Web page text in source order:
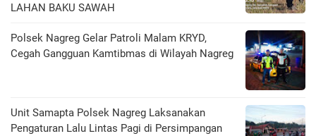
LAHAN BAKU SAWAH
Polsek Nagreg Gelar Patroli Malam KRYD,
Cegah Gangguan Kamtibmas di Wilayah Nagreg
Unit Samapta Polsek Nagreg Laksanakan
Pengaturan Lalu Lintas Pagi di Persimpangan